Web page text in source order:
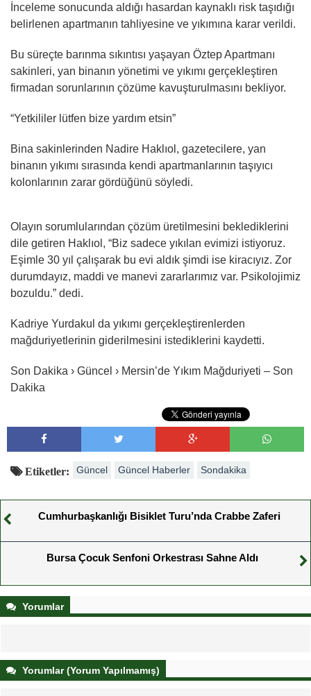
İnceleme sonucunda aldığı hasardan kaynaklı risk taşıdığı
belirlenen apartmanın tahliyesine ve yıkımına karar verildi.
Bu süreçte barınma sıkıntısı yaşayan Öztep Apartmanı
sakinleri, yan binanın yönetimi ve yıkımı gerçekleştiren
firmadan sorunlarının çözüme kavuşturulmasını bekliyor.
“Yetkililer lütfen bize yardım etsin”
Bina sakinlerinden Nadire Haklıol, gazetecilere, yan
binanın yıkımı sırasında kendi apartmanlarının taşıyıcı
kolonlarının zarar gördüğünü söyledi.
Olayın sorumlularından çözüm üretilmesini beklediklerini
dile getiren Haklıol, “Biz sadece yıkılan evimizi istiyoruz.
Eşimle 30 yıl çalışarak bu evi aldık şimdi ise kiracıyız. Zor
durumdayız, maddi ve manevi zararlarımız var. Psikolojimiz
bozuldu.” dedi.
Kadriye Yurdakul da yıkımı gerçekleştirenlerden
mağduriyetlerinin giderilmesini istediklerini kaydetti.
Son Dakika › Güncel › Mersin’de Yıkım Mağduriyeti – Son
Dakika
Etiketler: Güncel Güncel Haberler Sondakika
Cumhurbaşkanlığı Bisiklet Turu’nda Crabbe Zaferi
Bursa Çocuk Senfoni Orkestrası Sahne Aldı
Yorumlar
Yorumlar (Yorum Yapılmamış)